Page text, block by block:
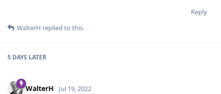
Reply
WalterH replied to this.
5 DAYS LATER
WalterH Jul 19, 2022